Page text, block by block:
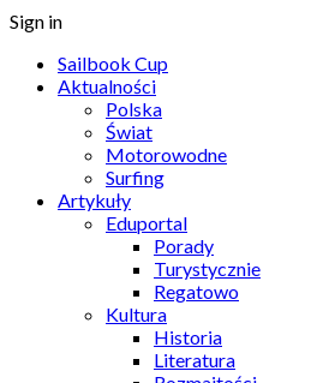
Sign in
Sailbook Cup
Aktualności
Polska
Świat
Motorowodne
Surfing
Artykuły
Eduportal
Porady
Turystycznie
Regatowo
Kultura
Historia
Literatura